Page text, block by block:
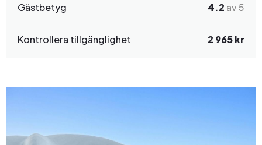
Gästbetyg 4.2 av 5
Kontrollera tillgänglighet 2 965 kr